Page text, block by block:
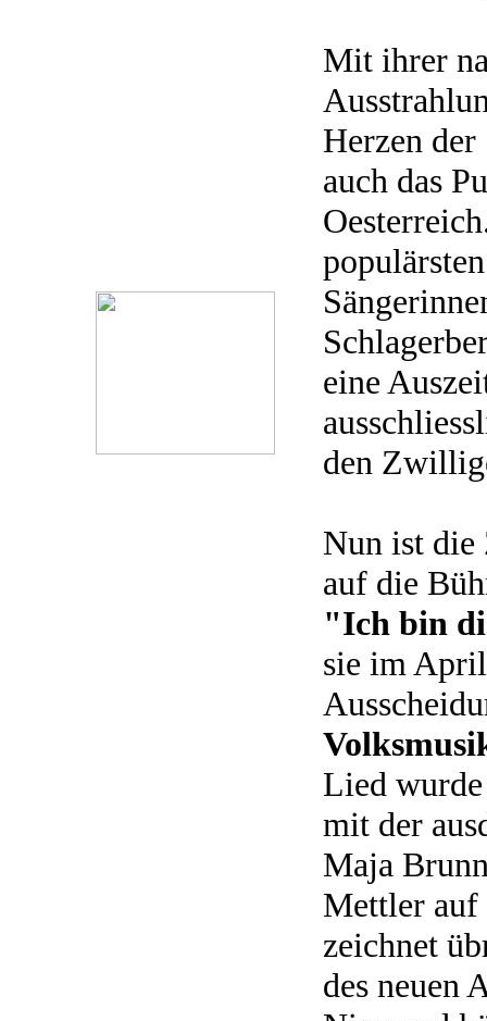
Mit ihrer
Herzen der
auch das
eine
den
Nun ist die
auf die
"Ich bin
sie im
Lied
mit der
Maja
Mettler auf
zeichnet
des neuen